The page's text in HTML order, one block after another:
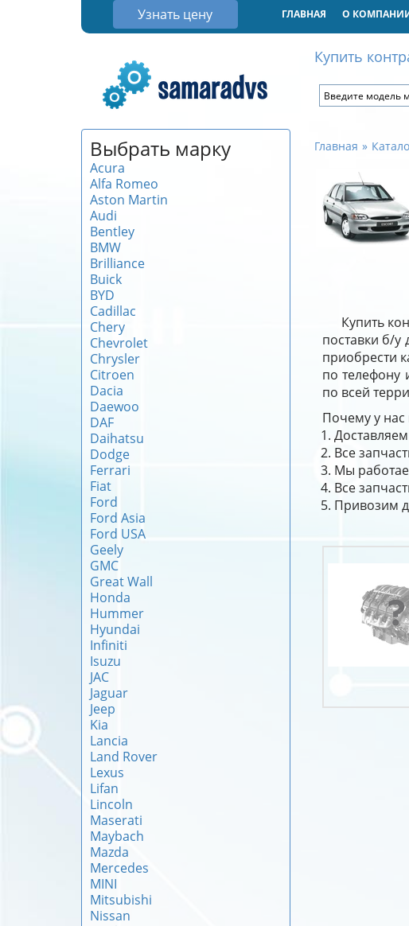
Узнать цену ГЛАВНАЯ О
Купить
Выбрать марку
Acura
Alfa Romeo
Aston Martin
Audi
Bentley
BMW
Brilliance
Buick
BYD
Cadillac
Chery
Chevrolet
Chrysler
Citroen
Dacia
Daewoo
DAF
Daihatsu
Dodge
Ferrari
Fiat
Ford
Ford Asia
Ford USA
Geely
GMC
Great Wall
Honda
Hummer
Hyundai
Infiniti
Isuzu
JAC
Jaguar
Jeep
Kia
Lancia
Land Rover
Lexus
Lifan
Lincoln
Maserati
Maybach
Mazda
Mercedes
MINI
Mitsubishi
Nissan
Главная
Купить
поставки б/
приобрести
по телефону
по всей
Почему у нас
Все
Мы
Все
Привозим